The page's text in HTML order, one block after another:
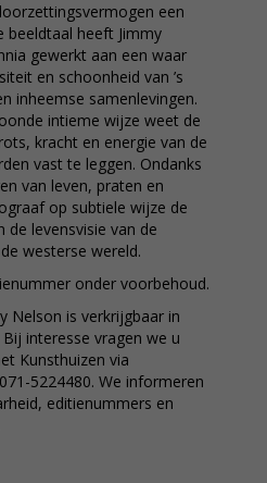
een
beeldtaal heeft Jimmy
gewerkt aan een waar
en schoonheid van ’s
inheemse samenlevingen.
intieme wijze weet de
kracht en energie van de
vast te leggen. Ondanks
van leven, praten en
op subtiele wijze de
levensvisie van de
westerse wereld.
onder voorbehoud.
Nelson is verkrijgbaar in
interesse vragen we u
Kunsthuizen via
5224480. We informeren
editienummers en